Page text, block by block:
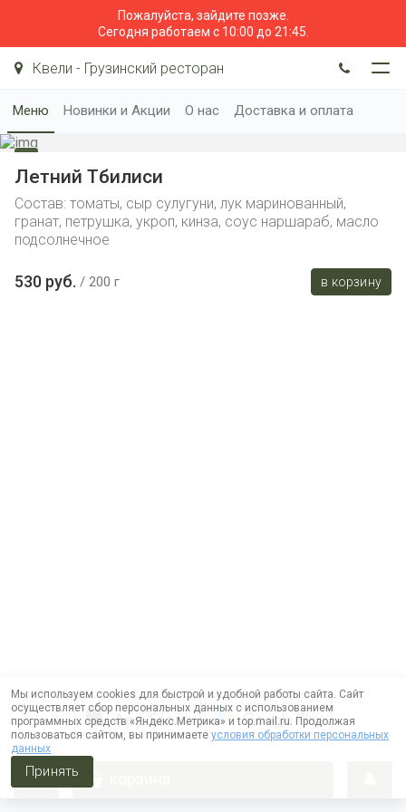
Пожалуйста, зайдите позже.
Сегодня работаем с 10:00 до 21:45.
Квели - Грузинский ресторан
Меню Новинки и Акции О нас Доставка и оплата
Летний Тбилиси
Состав: томаты, сыр сулугуни, лук маринованный,
гранат, петрушка, укроп, кинза, соус наршараб, масло
подсолнечное
530 руб. 200 г в корзину
Мы используем cookies для быстрой и удобной работы сайта. Сайт
осуществляет сбор персональных данных с использованием
программных средств «Яндекс.Метрика» и top.mail.ru. Продолжая
пользоваться сайтом, вы принимаете условия обработки персональных
данных
Принять